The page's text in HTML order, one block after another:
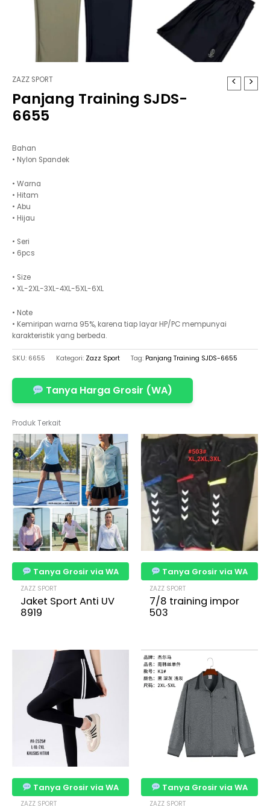
ZAZZ SPORT
Panjang Training SJDS-
6655
Bahan
• Nylon Spandek
• Warna
• Hitam
• Abu
• Hijau
• Seri
• 6pcs
• Size
• XL-2XL-3XL-4XL-5XL-6XL
• Note
• Kemiripan warna 95%, karena tiap layar HP/PC mempunyai
karakteristik yang berbeda.
SKU: 6655 Kategori: Zazz Sport Tag: Panjang Training SJDS-6655
Tanya Harga Grosir (WA)
Produk Terkait
Tanya Grosir via WA
ZAZZ SPORT
Jaket Sport Anti UV
8919
Tanya Grosir via WA
ZAZZ SPORT
7/8 training impor
503
Tanya Grosir via WA
ZAZZ SPORT
Tanya Grosir via WA
ZAZZ SPORT